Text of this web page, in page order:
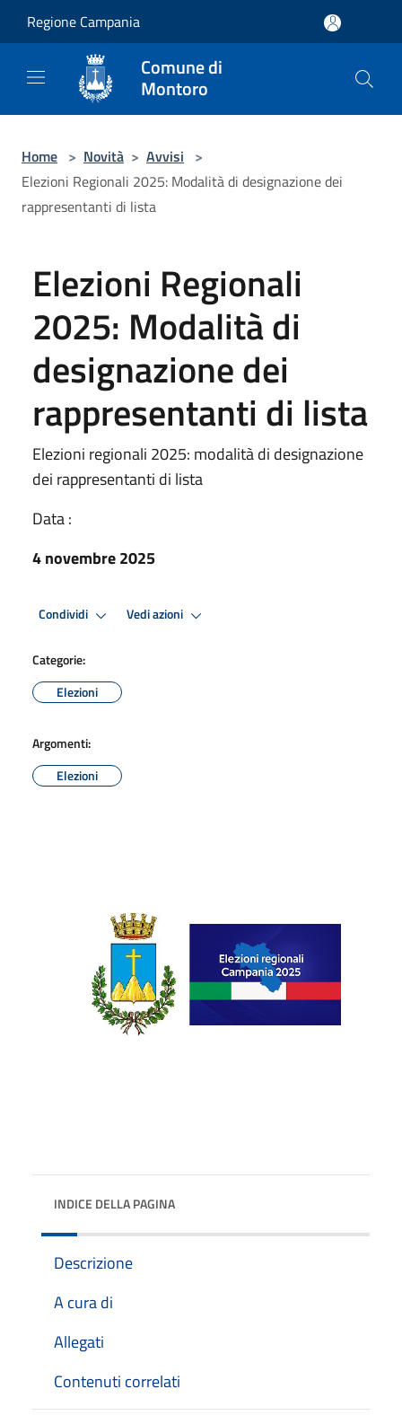
Regione Campania
Comune di
Montoro
Home > Novità > Avvisi >
Elezioni Regionali 2025: Modalità di designazione dei
rappresentanti di lista
Elezioni Regionali
2025: Modalità di
designazione dei
rappresentanti di lista
Elezioni regionali 2025: modalità di designazione
dei rappresentanti di lista
Data :
4 novembre 2025
Condividi Vedi azioni
Categorie:
Elezioni
Argomenti:
Elezioni
INDICE DELLA PAGINA
Descrizione
A cura di
Allegati
Contenuti correlati